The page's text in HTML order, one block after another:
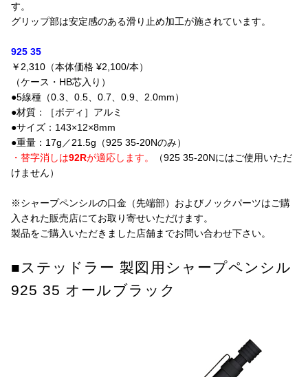
す。
グリップ部は安定感のある滑り止め加工が施されています。
925 35
￥2,310（本体価格 ¥2,100/本）
（ケース・HB芯入り）
●5線種（0.3、0.5、0.7、0.9、2.0mm）
●材質：［ボディ］アルミ
●サイズ：143×12×8mm
●重量：17g／21.5g（925 35-20Nのみ）
・替字消しは92Rが適応します。
（925 35-20Nにはご使用いただ
けません）
※シャープペンシルの口金（先端部）およびノックパーツはご購
入された販売店にてお取り寄せいただけます。
製品をご購入いただきました店舗までお問い合わせ下さい。
■ステッドラー 製図用シャープペンシル
925 35 オールブラック